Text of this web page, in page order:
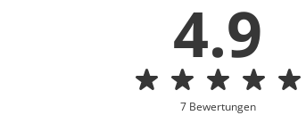
4.9
7 Bewertungen